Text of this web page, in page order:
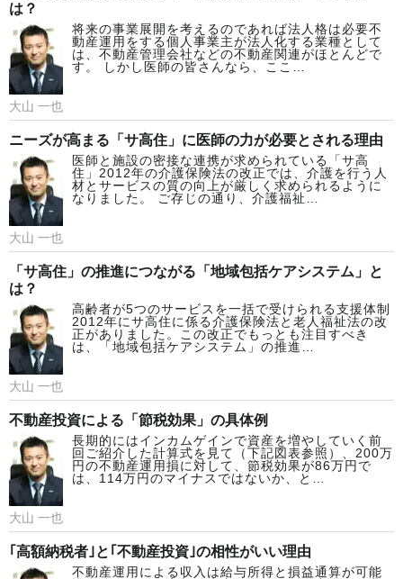
は？
将来の事業展開を考えるのであれば法人格は必要不
動産運用をする個人事業主が法人化する業種として
は、不動産管理会社などの不動産関連がほとんどで
す。 しかし医師の皆さんなら、ここ…
大山 一也
ニーズが高まる「サ高住」に医師の力が必要とされる理由
医師と施設の密接な連携が求められている「サ高
住」2012年の介護保険法の改正では、介護を行う人
材とサービスの質の向上が厳しく求められるように
なりました。 ご存じの通り、介護福祉…
大山 一也
「サ高住」の推進につながる「地域包括ケアシステム」と
は？
高齢者が5つのサービスを一括で受けられる支援体制
2012年にサ高住に係る介護保険法と老人福祉法の改
正がありました。この改正でもっとも注目すべき
は、「地域包括ケアシステム」の推進…
大山 一也
不動産投資による「節税効果」の具体例
長期的にはインカムゲインで資産を増やしていく前
回ご紹介した計算式を見て（下記図表参照）、200万
円の不動産運用損に対して、節税効果が86万円で
は、114万円のマイナスではないか、と…
大山 一也
｢高額納税者｣と｢不動産投資｣の相性がいい理由
不動産運用による収入は給与所得と損益通算が可能